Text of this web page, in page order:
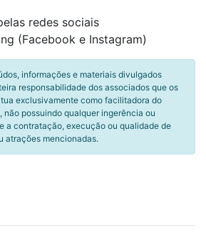
redes sociais
(Facebook e Instagram)
informações e materiais divulgados
responsabilidade dos associados que os
exclusivamente como facilitadora do
possuindo qualquer ingerência ou
a contratação, execução ou qualidade de
atrações mencionadas.